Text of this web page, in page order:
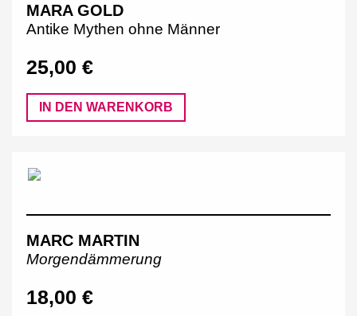
MARA GOLD
Antike Mythen ohne Männer
25,00 €
IN DEN WARENKORB
MARC MARTIN
Morgendämmerung
18,00 €